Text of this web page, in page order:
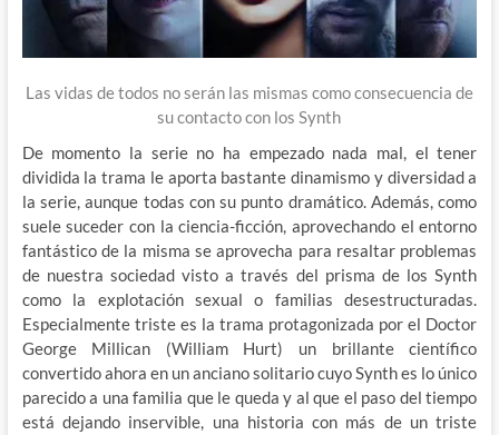
Las vidas de todos no serán las mismas como consecuencia de
su contacto con los Synth
De momento la serie no ha empezado nada mal, el tener
dividida la trama le aporta bastante dinamismo y diversidad a
la serie, aunque todas con su punto dramático. Además, como
suele suceder con la ciencia-ficción, aprovechando el entorno
fantástico de la misma se aprovecha para resaltar problemas
de nuestra sociedad visto a través del prisma de los Synth
como la explotación sexual o familias desestructuradas.
Especialmente triste es la trama protagonizada por el Doctor
George Millican (William Hurt) un brillante científico
convertido ahora en un anciano solitario cuyo Synth es lo único
parecido a una familia que le queda y al que el paso del tiempo
está dejando inservible, una historia con más de un triste